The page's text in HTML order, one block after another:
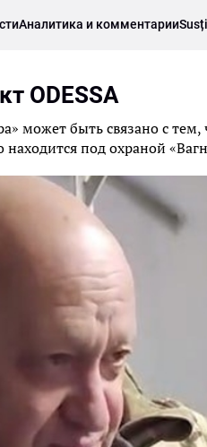
Аналитика и комментарии
ODESSA
может быть связано с
под охраной